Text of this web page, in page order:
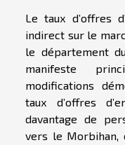
Le taux d’offres
indirect sur le
le département
manifeste
modifications
taux d’offres
davantage de
vers le Morbihan,